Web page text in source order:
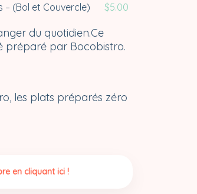
(Bol et Couvercle) $5.00
du quotidien.Ce
préparé par Bocobistro.
les plats préparés zéro
en cliquant ici !